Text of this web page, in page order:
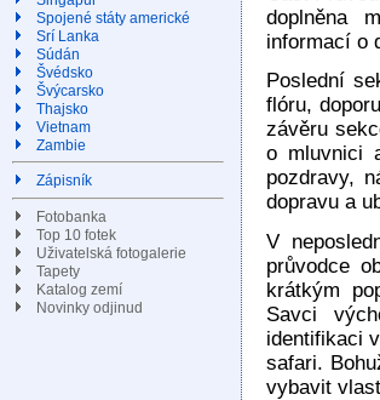
Spojené státy americké
Srí Lanka
Súdán
Švédsko
Švýcarsko
Thajsko
Vietnam
Zambie
Zápisník
Fotobanka
Top 10 fotek
Uživatelská fotogalerie
Tapety
Katalog zemí
Novinky odjinud
doplněna
informací o
Poslední
flóru,
závěru
o mluvnici
pozdravy,
dopravu a
V
průvodce
krátkým
Savci
identifikaci
safari.
vybavit